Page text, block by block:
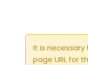
It is
page URL for